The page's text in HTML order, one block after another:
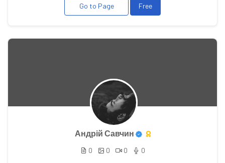
Go to Page Free
Андрій Савчин
0 0 0 0